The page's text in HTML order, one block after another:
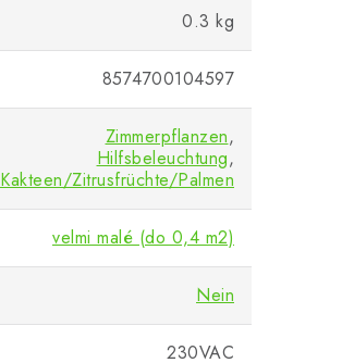
0.3 kg
8574700104597
Zimmerpflanzen,
Hilfsbeleuchtung,
Kakteen/Zitrusfrüchte/Palmen
velmi malé (do 0,4 m2)
Nein
230VAC